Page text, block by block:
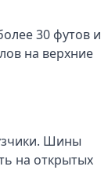
30 футов и
на верхние
Шины
на открытых